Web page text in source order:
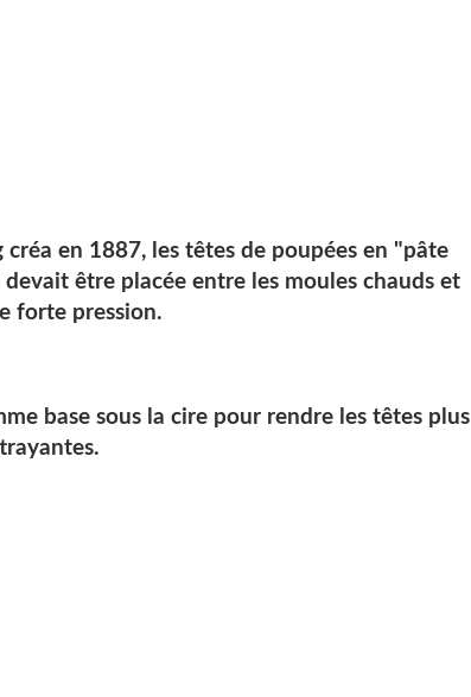
en 1887, les têtes de poupées en "pâte
être placée entre les moules chauds et
forte pression.
base sous la cire pour rendre les têtes plus